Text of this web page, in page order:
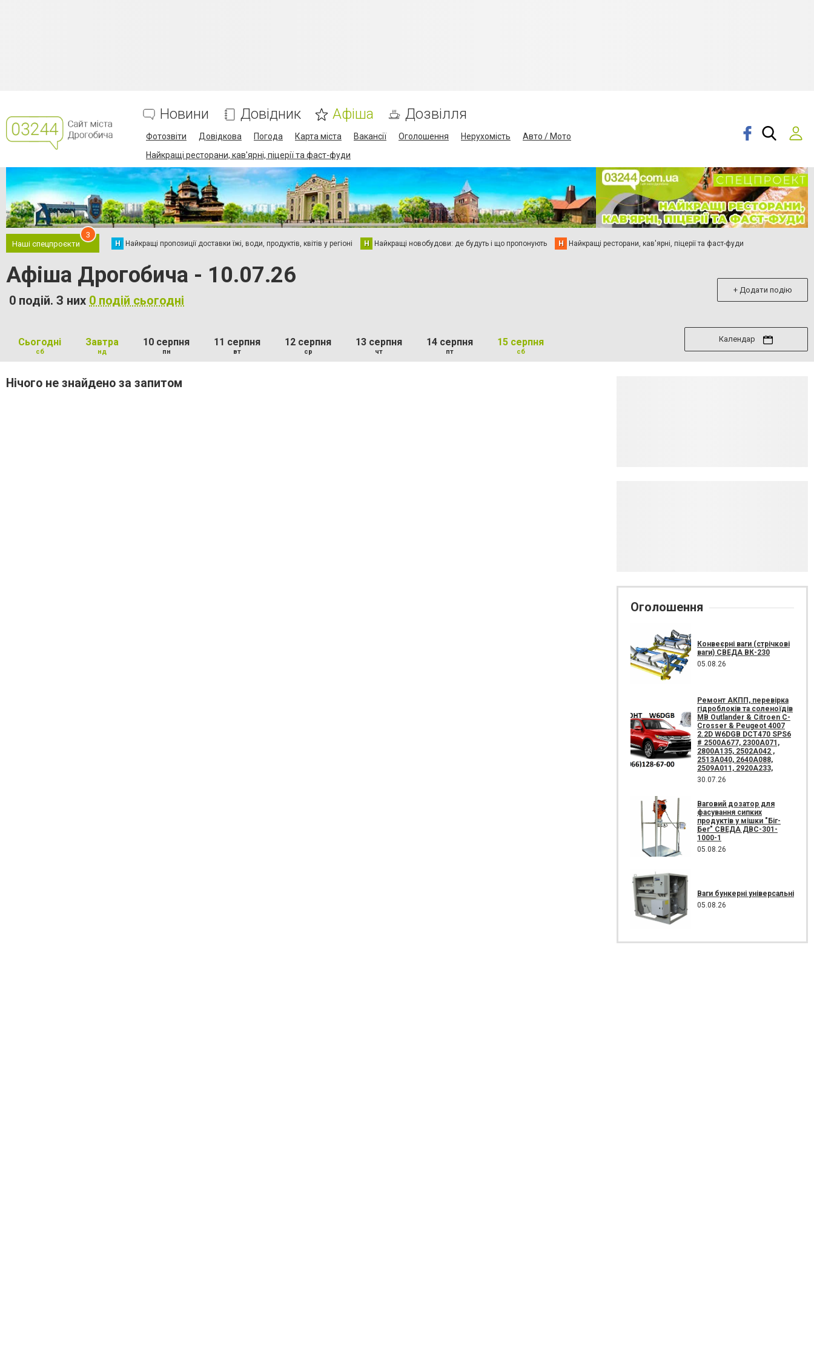
Новини Довідник Афіша Дозвілля
Фотозвіти Довідкова Погода Карта міста Вакансії Оголошення Нерухомість
Авто / Мото
Найкращі ресторани, кав'ярні, піцерії та фаст-фуди
Наші спецпроєкти
3
Н Найкращі пропозиції доставки їжі, води, продуктів, квітів у регіоні Н Найкращі новобудови: де будуть і що пропонують Н Найкращі ресторани, кав'ярні, піцерії та фаст-фуди
Афіша Дрогобича - 10.07.26
0 подій. З них 0 подій сьогодні
+ Додати подію
Сьогодні
сб
Завтра
нд
10 серпня
пн
11 серпня
вт
12 серпня
ср
13 серпня
чт
14 серпня
пт
15 серпня
сб
Календар
Нічого не знайдено за запитом
Оголошення
Конвеєрні ваги (стрічкові
ваги) СВЕДА ВК-230
05.08.26
Ремонт АКПП, перевірка
гідроблоків та соленоїдів
MB Outlander & Citroen C-
Crosser & Peugeot 4007
2.2D W6DGB DCT470 SPS6
# 2500A677, 2300A071,
2800A135, 2502A042 ,
2513A040, 2640A088,
2509A011, 2920A233,
30.07.26
Ваговий дозатор для
фасування сипких
продуктів у мішки "Біг-
Бег" СВЕДА ДВС-301-
1000-1
05.08.26
Ваги бункерні універсальні
05.08.26